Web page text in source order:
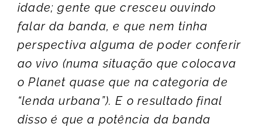
idade; gente que cresceu ouvindo
falar da banda, e que nem tinha
perspectiva alguma de poder conferir
ao vivo (numa situação que colocava
o Planet quase que na categoria de
“lenda urbana”). E o resultado final
disso é que a potência da banda